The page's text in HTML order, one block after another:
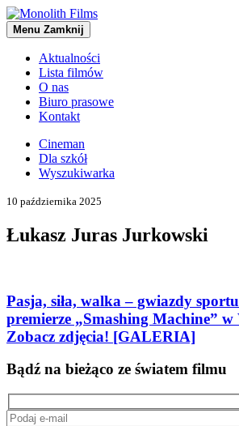
Menu Zamknij
Aktualności
Lista filmów
O nas
Biuro prasowe
Kontakt
Cineman
Dla szkół
Wyszukiwarka
10 października 2025
Łukasz Juras Jurkowski
Pasja, siła, walka – gwiazdy
premierze „Smashing Machine” w
Zobacz zdjęcia! [GALERIA]
Bądź na bieżąco ze światem filmu